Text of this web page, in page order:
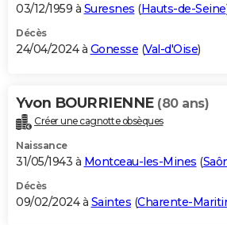
03/12/1959 à Suresnes (Hauts-de-Seine
Décès
24/04/2024 à Gonesse (Val-d'Oise)
Yvon BOURRIENNE (80 ans)
Créer une cagnotte obsèques
Naissance
31/05/1943 à Montceau-les-Mines (
Décès
09/02/2024 à Saintes (Charente-